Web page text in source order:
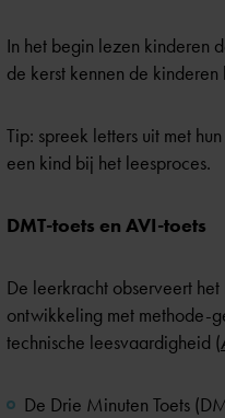
In het begin lezen kinderen
de kerst kennen de
Tip: spreek letters uit met
een kind bij het leesproces.
DMT-toets en AVI-toets
De leerkracht observeert
ontwikkeling met methode-
technische leesvaardigheid (
De Drie Minuten Toets